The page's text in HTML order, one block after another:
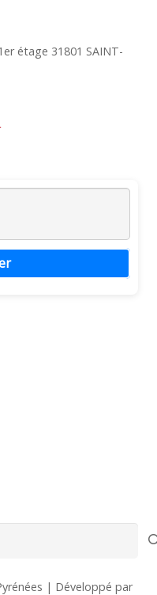
étage 31801 SAINT-
| Développé par